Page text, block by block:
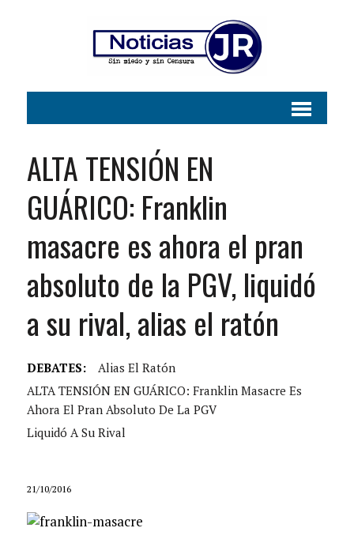
ALTA TENSIÓN EN
GUÁRICO: Franklin
masacre es ahora el pran
absoluto de la PGV, liquidó
a su rival, alias el ratón
DEBATES:
Alias El Ratón
ALTA TENSIÓN EN GUÁRICO: Franklin Masacre Es
Ahora El Pran Absoluto De La PGV
Liquidó A Su Rival
21/10/2016